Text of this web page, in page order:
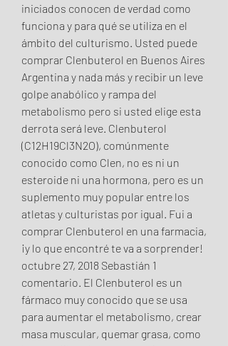
iniciados conocen de verdad como
funciona y para qué se utiliza en el
ámbito del culturismo. Usted puede
comprar Clenbuterol en Buenos Aires
Argentina y nada más y recibir un leve
golpe anabólico y rampa del
metabolismo pero si usted elige esta
derrota será leve. Clenbuterol
(C12H19Cl3N2O), comúnmente
conocido como Clen, no es ni un
esteroide ni una hormona, pero es un
suplemento muy popular entre los
atletas y culturistas por igual. Fui a
comprar Clenbuterol en una farmacia,
¡y lo que encontré te va a sorprender!
octubre 27, 2018 Sebastián 1
comentario. El Clenbuterol es un
fármaco muy conocido que se usa
para aumentar el metabolismo, crear
masa muscular, quemar grasa, como